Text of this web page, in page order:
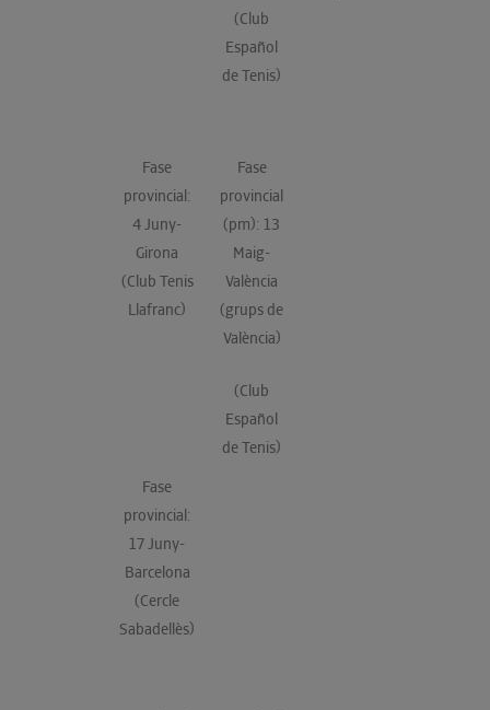
(Club
Español
de Tenis)
Fase
provincial:
4 Juny-
Girona
(Club Tenis
Llafranc)
Fase
provincial
(pm): 13
Maig-
València
(grups de
València)
(Club
Español
de Tenis)
Fase
provincial:
17 Juny-
Barcelona
(Cercle
Sabadellès)